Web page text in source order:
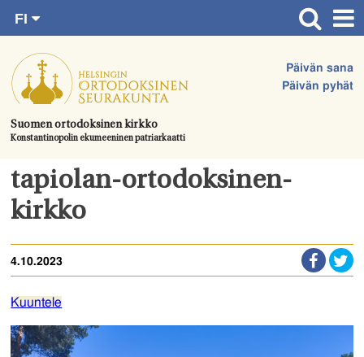
suoraan
sisältöön.
Suomen ortodoksinen kirkko
Konstantinopolin ekumeeninen patriarkaatti
Päivän sana
Päivän pyhät
FI
SV
EN
UA
Etusivu
Ajankohtaista
Juhlat & toimitukset
Kirkot
Apua & tukea
Hautausmaa
Yhteystiedot
tapiolan-ortodoksinen-
kirkko
4.10.2023
Kuuntele